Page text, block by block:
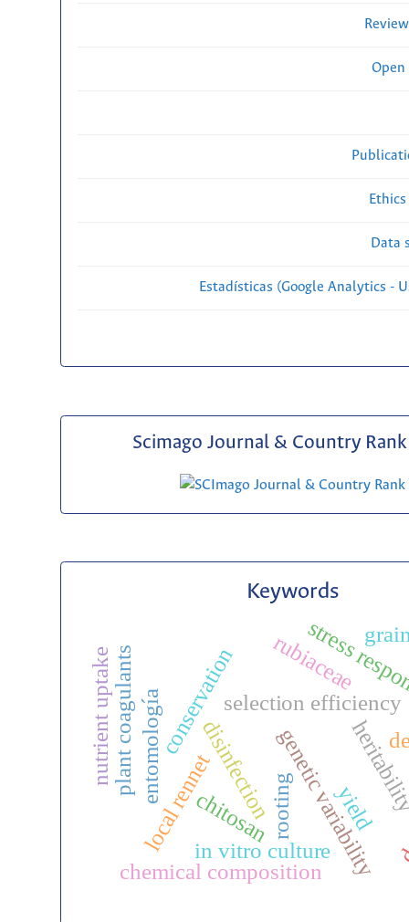
Open
Data
Estadísticas (Google Analytics -
Scimago Journal & Country Rank
Keywords
genetic variability
selection efficiency
stress
yield
conservation
disinfection
in vitro culture
rooting
rubiaceae
chemical composition
entomología
local rennet
plant coagulants
chitosan
nutrient uptake